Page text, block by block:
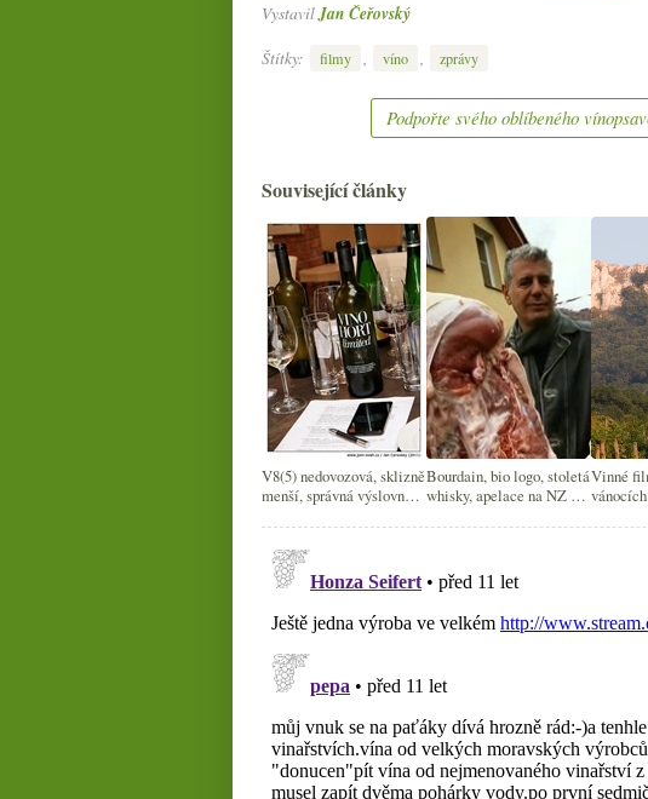
VystavilJan Čeřovský
Štítky:
filmy víno zprávy
Podpořte svého oblíbeného
Související články
V8(5) nedovozová, sklizně
menší, správná výslovnost
Bourdain, bio logo, stoletá
whisky, apelace na NZ a
Vinné